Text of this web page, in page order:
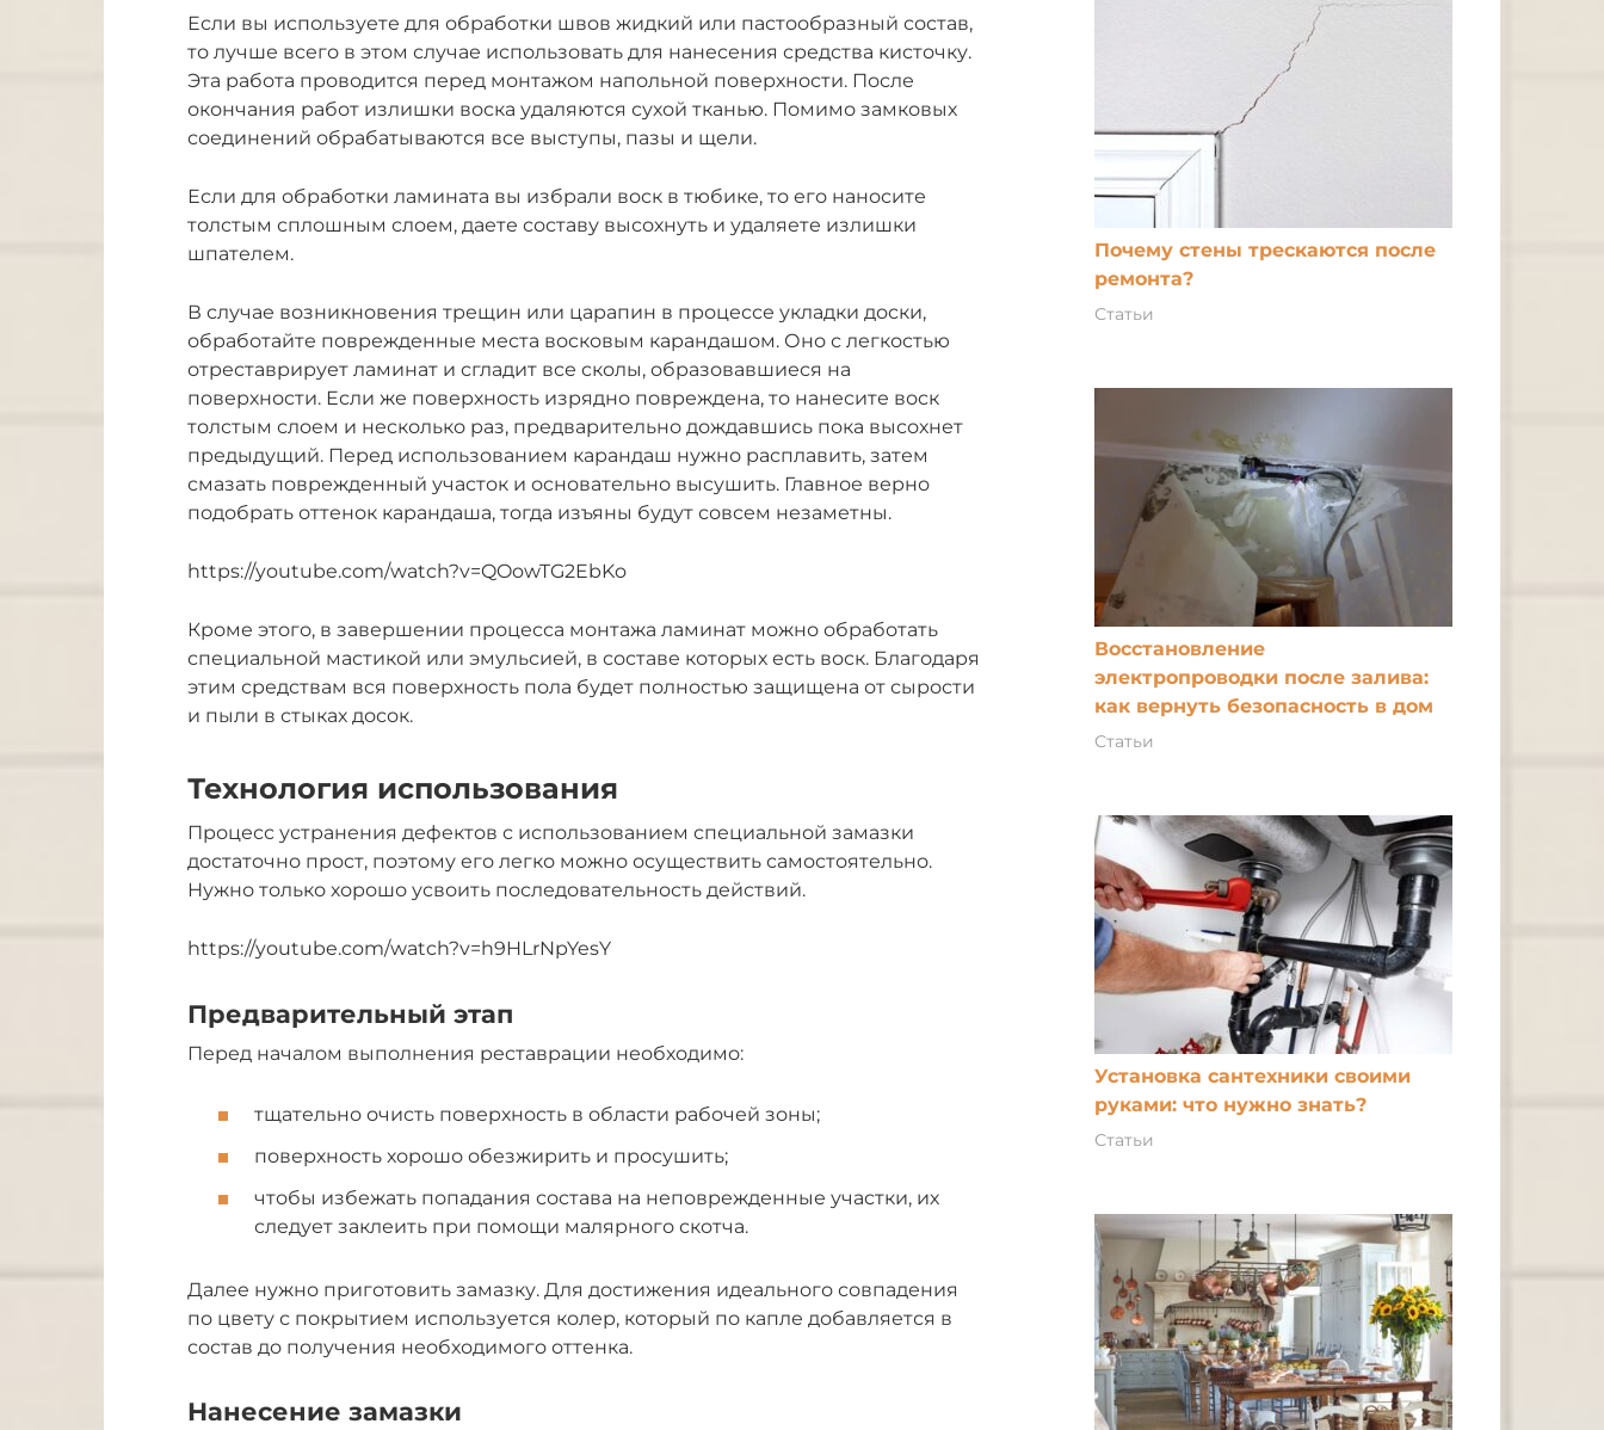
Если вы используете для обработки швов жидкий или пастообразный состав,
то лучше всего в этом случае использовать для нанесения средства кисточку.
Эта работа проводится перед монтажом напольной поверхности. После
окончания работ излишки воска удаляются сухой тканью. Помимо замковых
соединений обрабатываются все выступы, пазы и щели.
Если для обработки ламината вы избрали воск в тюбике, то его наносите
толстым сплошным слоем, даете составу высохнуть и удаляете излишки
шпателем.
В случае возникновения трещин или царапин в процессе укладки доски,
обработайте поврежденные места восковым карандашом. Оно с легкостью
отреставрирует ламинат и сгладит все сколы, образовавшиеся на
поверхности. Если же поверхность изрядно повреждена, то нанесите воск
толстым слоем и несколько раз, предварительно дождавшись пока высохнет
предыдущий. Перед использованием карандаш нужно расплавить, затем
смазать поврежденный участок и основательно высушить. Главное верно
подобрать оттенок карандаша, тогда изъяны будут совсем незаметны.
https://youtube.com/watch?v=QOowTG2EbKo
Кроме этого, в завершении процесса монтажа ламинат можно обработать
специальной мастикой или эмульсией, в составе которых есть воск. Благодаря
этим средствам вся поверхность пола будет полностью защищена от сырости
и пыли в стыках досок.
Технология использования
Процесс устранения дефектов с использованием специальной замазки
достаточно прост, поэтому его легко можно осуществить самостоятельно.
Нужно только хорошо усвоить последовательность действий.
https://youtube.com/watch?v=h9HLrNpYesY
Предварительный этап
Перед началом выполнения реставрации необходимо:
тщательно очисть поверхность в области рабочей зоны;
поверхность хорошо обезжирить и просушить;
чтобы избежать попадания состава на неповрежденные участки, их
следует заклеить при помощи малярного скотча.
Далее нужно приготовить замазку. Для достижения идеального совпадения
по цвету с покрытием используется колер, который по капле добавляется в
состав до получения необходимого оттенка.
Нанесение замазки
Почему стены трескаются после
ремонта?
Статьи
Восстановление
электропроводки после залива:
как вернуть безопасность в дом
Статьи
Установка сантехники своими
руками: что нужно знать?
Статьи